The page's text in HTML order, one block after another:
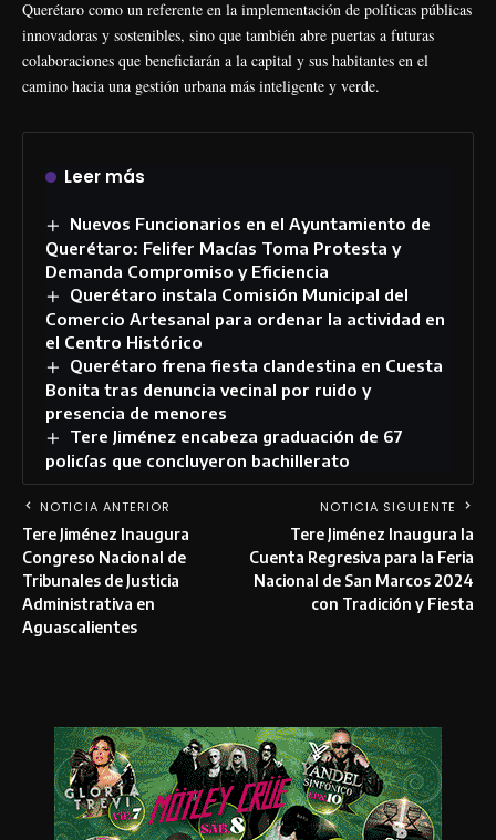
Querétaro como un referente en la implementación de políticas públicas
innovadoras y sostenibles, sino que también abre puertas a futuras
colaboraciones que beneficiarán a la capital y sus habitantes en el
camino hacia una gestión urbana más inteligente y verde.
Leer más
Nuevos Funcionarios en el Ayuntamiento de
Querétaro: Felifer Macías Toma Protesta y
Demanda Compromiso y Eficiencia
Querétaro instala Comisión Municipal del
Comercio Artesanal para ordenar la actividad en
el Centro Histórico
Querétaro frena fiesta clandestina en Cuesta
Bonita tras denuncia vecinal por ruido y
presencia de menores
Tere Jiménez encabeza graduación de 67
policías que concluyeron bachillerato
NOTICIA ANTERIOR
Tere Jiménez Inaugura
Congreso Nacional de
Tribunales de Justicia
Administrativa en
Aguascalientes
NOTICIA SIGUIENTE
Tere Jiménez Inaugura la
Cuenta Regresiva para la Feria
Nacional de San Marcos 2024
con Tradición y Fiesta